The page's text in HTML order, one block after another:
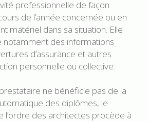
professionnelle de façon
de l’année concernée ou en
matériel dans sa situation. Elle
notamment des informations
d’assurance et autres
personnelle ou collective.
ne bénéficie pas de la
des diplômes, le
l’ordre des architectes procède à